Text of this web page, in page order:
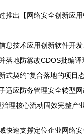
推出【网络安全创新应
息技术应用创新软件开
落地防篡改CDOS批编
式契约”复合落地的项
应防务管理安全转型网
理核心流动固效完整产
快速支撑定位企业网络